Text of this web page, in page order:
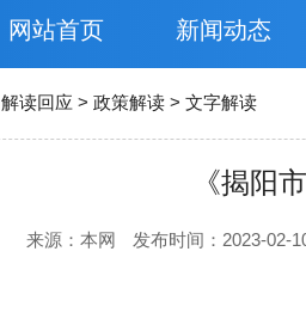
网站首页 新闻动态
解读回应 > 政策解读 > 文字解读
《揭阳
来源：本网 发布时间：2023-02-